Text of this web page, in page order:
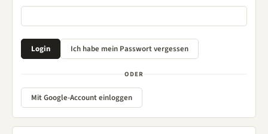
ODER
Mit Google-Account einloggen